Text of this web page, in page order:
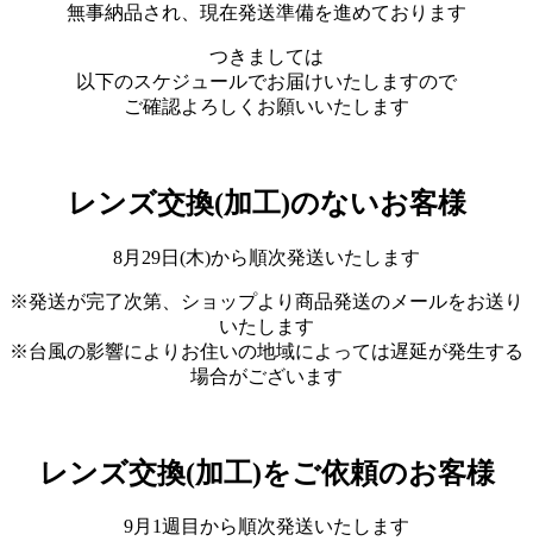
無事納品され、現在発送準備を進めております
つきましては
以下のスケジュールでお届けいたしますので
ご確認よろしくお願いいたします
レンズ交換(加工)のないお客様
8月29日(木)から順次発送いたします
※発送が完了次第、ショップより商品発送のメールをお送り
いたします
※台風の影響によりお住いの地域によっては遅延が発生する
場合がございます
レンズ交換(加工)をご依頼のお客様
9月1週目から順次発送いたします